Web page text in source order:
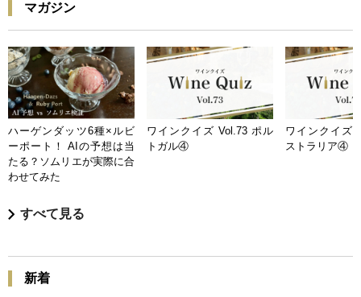
マガジン
ハーゲンダッツ6種×ルビ
ーポート！ AIの予想は当
たる？ソムリエが実際に合
わせてみた
ワインクイズ Vol.73 ポル
トガル④
ワインクイズ
ストラリア④
すべて見る
新着